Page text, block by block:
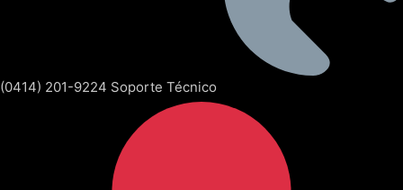
(0414) 201-9224 Soporte Técnico